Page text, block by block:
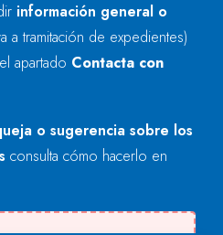
información general o
a tramitación de expedientes)
apartado Contacta con
o sugerencia sobre los
consulta cómo hacerlo en